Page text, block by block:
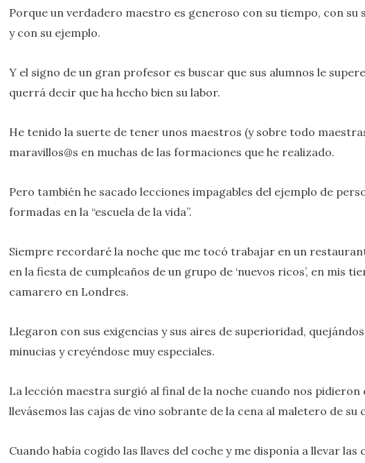
Porque un verdadero maestro es generoso con su tiempo, con su
y con su ejemplo.
Y el signo de un gran profesor es buscar que sus alumnos le
querrá decir que ha hecho bien su labor.
He tenido la suerte de tener unos maestros (y sobre todo
maravillos@s en muchas de las formaciones que he realizado.
Pero también he sacado lecciones impagables del ejemplo de
formadas en la “escuela de la vida”.
Siempre recordaré la noche que me tocó trabajar en un
en la fiesta de cumpleaños de un grupo de ‘nuevos ricos’, en mis
camarero en Londres.
Llegaron con sus exigencias y sus aires de superioridad,
minucias y creyéndose muy especiales.
La lección maestra surgió al final de la noche cuando nos pidieron
llevásemos las cajas de vino sobrante de la cena al maletero de su
Cuando había cogido las llaves del coche y me disponía a llevar las